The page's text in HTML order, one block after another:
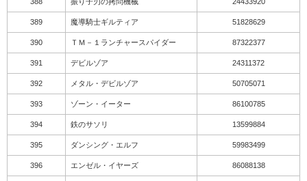
388 振り子刃の拷問機械 24433920
389 魔導騎士ギルティア 51828629
390 ＴＭ－１ランチャースパイダー 87322377
391 デビルゾア 24311372
392 メタル・デビルゾア 50705071
393 ゾーン・イーター 86100785
394 鉄のサソリ 13599884
395 ダンシング・エルフ 59983499
396 エンゼル・イヤーズ 86088138